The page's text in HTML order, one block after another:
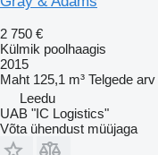
2 750 €
Külmik poolhaagis
2015
Maht 125,1 m³ Telgede arv
Leedu
UAB "IC Logistics"
Võta ühendust müüjaga